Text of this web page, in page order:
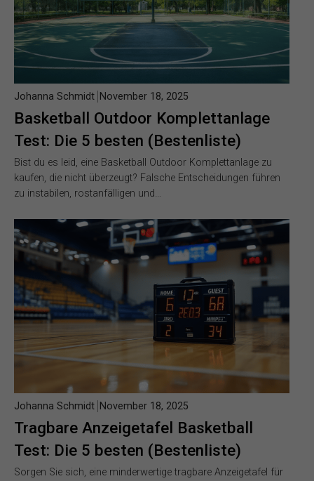
Basketball Outdoor Komplettanlage
Test: Die 5 besten (Bestenliste)
Johanna Schmidt November 18, 2025
Bist du es leid, eine Basketball Outdoor Komplettanlage zu
kaufen, die nicht überzeugt? Falsche Entscheidungen führen
zu instabilen, rostanfälligen und…
Tragbare Anzeigetafel Basketball
Test: Die 5 besten (Bestenliste)
Johanna Schmidt November 18, 2025
Sorgen Sie sich, eine minderwertige tragbare Anzeigetafel für